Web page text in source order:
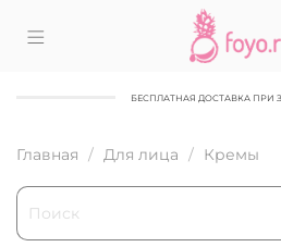
БЕСПЛАТНАЯ ДОСТАВКА ПРИ
Главная Для лица Кремы